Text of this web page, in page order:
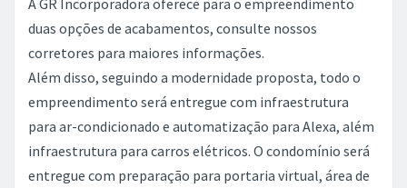
corretores para maiores informações.
Além disso, seguindo a modernidade proposta, todo o
empreendimento será entregue com infraestrutura
para ar-condicionado e automatização para Alexa, além
infraestrutura para carros elétricos. O condomínio será
entregue com preparação para portaria virtual, área de
recreação descoberta e academia equipada.
Desfrute de ótimos momentos em áreas de convívio